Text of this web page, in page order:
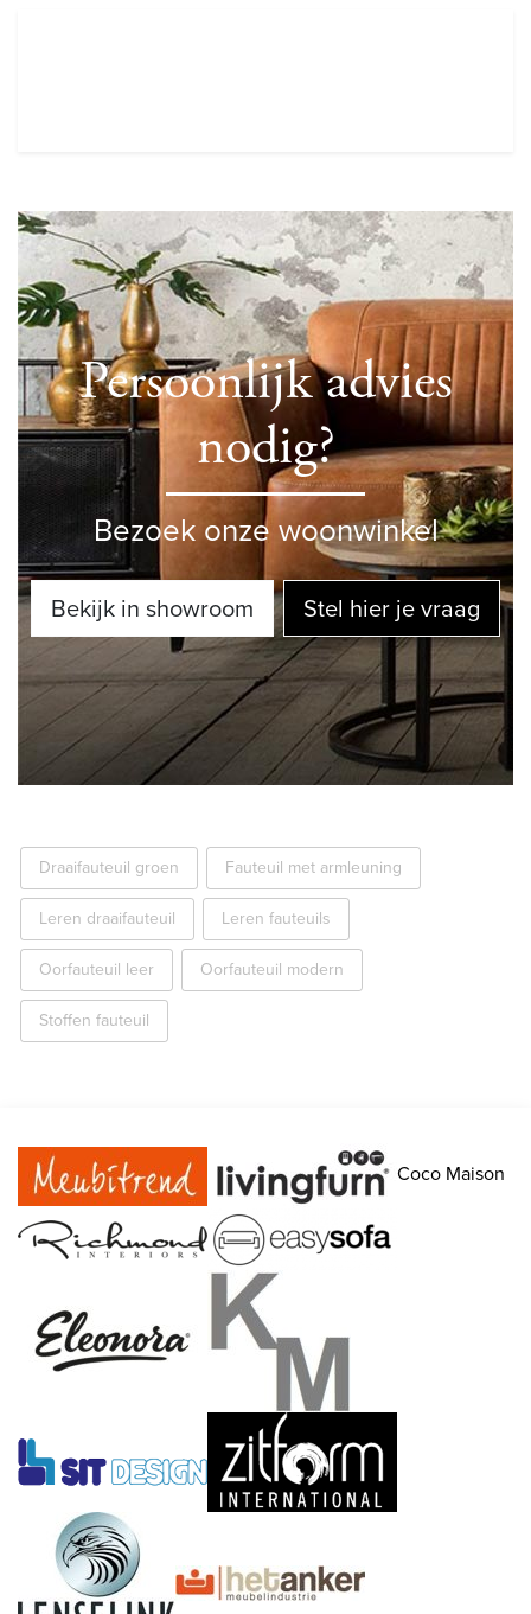
Persoonlijk advies
nodig?
Bezoek onze woonwinkel
Bekijk in showroom Stel hier je vraag
Draaifauteuil groen Fauteuil met armleuning
Leren draaifauteuil Leren fauteuils
Oorfauteuil leer Oorfauteuil modern
Stoffen fauteuil
Coco Maison